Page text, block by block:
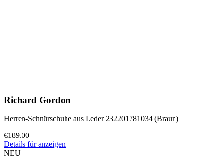
Richard Gordon
Herren-Schnürschuhe aus Leder 232201781034 (Braun)
€189.00
Details für anzeigen
NEU